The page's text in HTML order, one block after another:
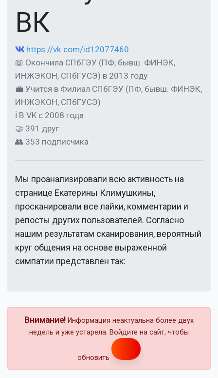
ВК
https://vk.com/id12077460
📖 Окончила СПбГЭУ (ПФ, бывш. ФИНЭК,
ИНЖЭКОН, СПбГУСЭ) в 2013 году
💼 Учится в Филиал СПбГЭУ (ПФ, бывш. ФИНЭК,
ИНЖЭКОН, СПбГУСЭ)
ℹ В VK с 2008 года
🤝 391 друг
👥 353 подписчика
Мы проанализировали всю активность на
странице Екатерины Климушкины,
просканировали все лайки, комментарии и
репосты других пользователей. Согласно
нашим результатам сканирования, вероятный
круг общения на основе выраженной
симпатии представлен так:
Внимание! Информация неактуальна более двух
недель и уже устарела. Войдите на сайт, чтобы
обновить